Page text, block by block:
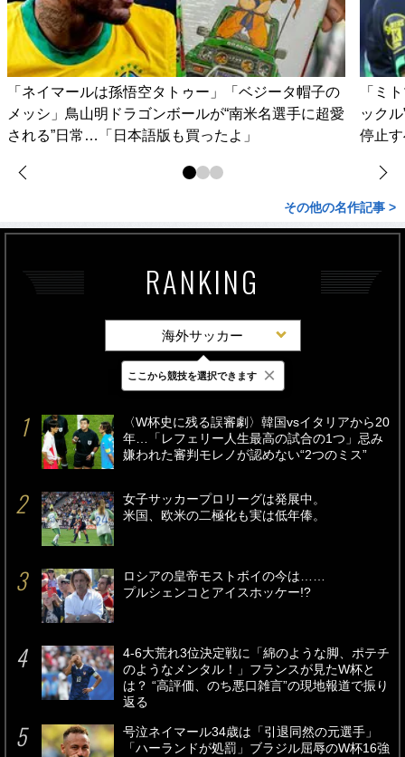
「ネイマールは孫悟空タトゥー」「ベジータ帽子の
メッシ」鳥山明ドラゴンボールが“南米名選手に超愛
される”日常…「日本語版も買ったよ」
「ミ
ック
停止
その他の名作記事 >
RANKING
海外サッカー
最新 24時間 週間
〈W杯史に残る誤審劇〉韓国vsイタリアから20
年…「レフェリー人生最高の試合の1つ」忌み
嫌われた審判モレノが認めない“2つのミス”
女子サッカープロリーグは発展中。
米国、欧米の二極化も実は低年俸。
ロシアの皇帝モストボイの今は……
プルシェンコとアイスホッケー!?
4-6大荒れ3位決定戦に「綿のような脚、ポテチ
のようなメンタル！」フランスが見たW杯と
は？ “高評価、のち悪口雑言”の現地報道で振り
返る
号泣ネイマール34歳は「引退同然の元選手」
「ハーランドが処罰」ブラジル屈辱のW杯16強
ここから競技を選択できます ×